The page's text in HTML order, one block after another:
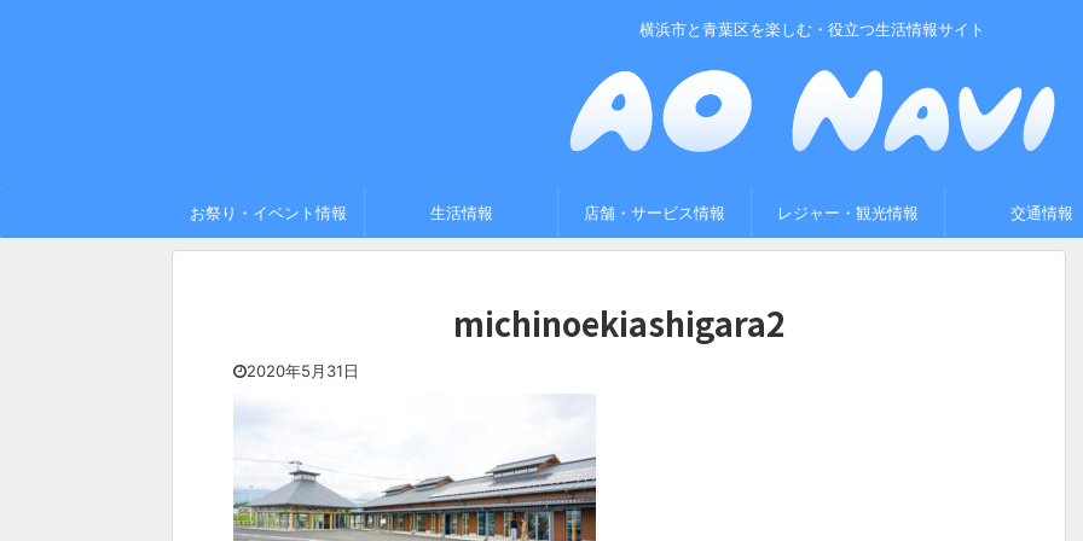
横浜市と青葉区を楽しむ・役立つ生活情報サイト
お祭り・イベント情報 生活情報 店舗・サービス情報 レジャー・観光情報 交通情報
michinoekiashigara2
2020年5月31日